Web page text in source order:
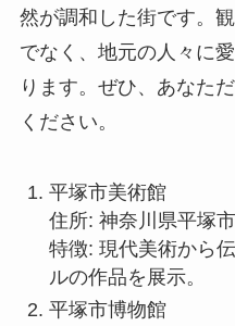
然が調和した街です。
でなく、地元の人々に
ります。ぜひ、あなた
ください。
平塚市美術館
住所: 神奈川県平塚
特徴: 現代美術から
ルの作品を展示。
平塚市博物館